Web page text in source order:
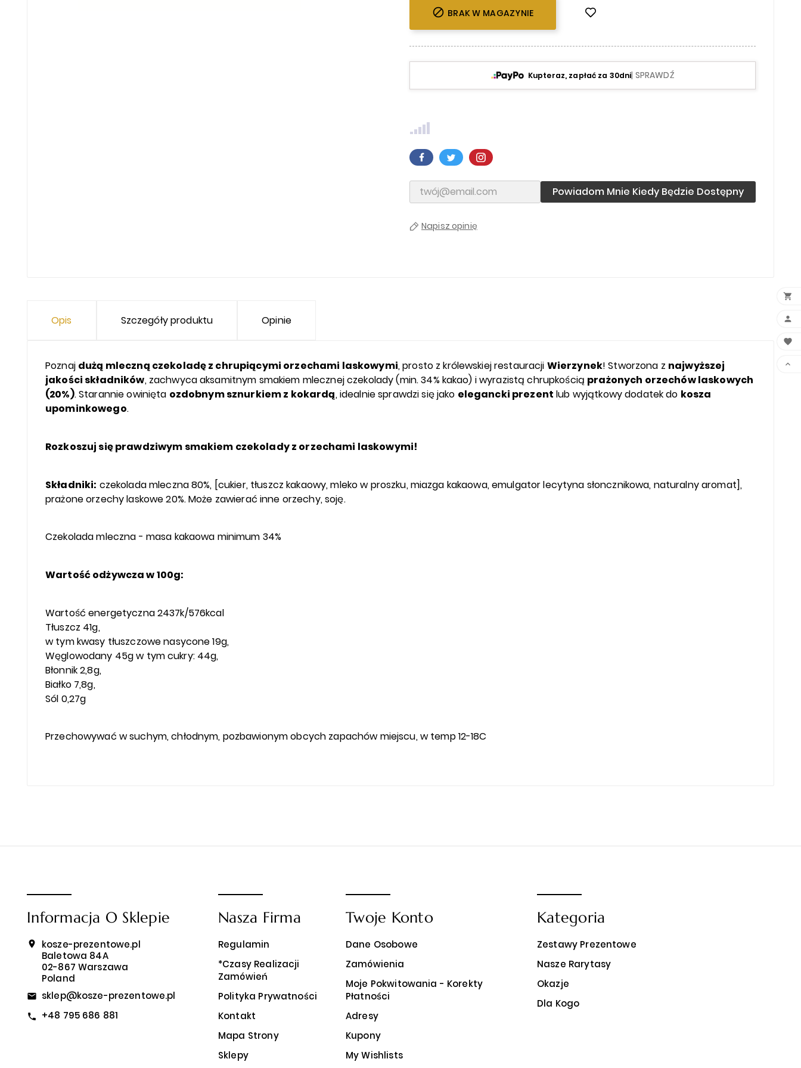
 BRAK W MAGAZYNIE
Kupteraz, zapłać za 30dni| SPRAWDŹ
Powiadom Mnie Kiedy Będzie Dostępny
Napisz opinię
Opis Szczegóły produktu Opinie
Poznaj dużą mleczną czekoladę z chrupiącymi orzechami laskowymi, prosto z królewskiej restauracji Wierzynek! Stworzona z najwyższej
jakości składników, zachwyca aksamitnym smakiem mlecznej czekolady (min. 34% kakao) i wyrazistą chrupkością prażonych orzechów laskowych
(20%). Starannie owinięta ozdobnym sznurkiem z kokardą, idealnie sprawdzi się jako elegancki prezent lub wyjątkowy dodatek do kosza
upominkowego.
Rozkoszuj się prawdziwym smakiem czekolady z orzechami laskowymi!
Składniki: czekolada mleczna 80%, [cukier, tłuszcz kakaowy, mleko w proszku, miazga kakaowa, emulgator lecytyna słoncznikowa, naturalny aromat],
prażone orzechy laskowe 20%. Może zawierać inne orzechy, soję.
Czekolada mleczna - masa kakaowa minimum 34%
Wartość odżywcza w 100g:
Wartość energetyczna 2437k/576kcal
Tłuszcz 41g,
w tym kwasy tłuszczowe nasycone 19g,
Węglowodany 45g w tym cukry: 44g,
Błonnik 2,8g,
Białko 7,8g,
Sól 0,27g
Przechowywać w suchym, chłodnym, pozbawionym obcych zapachów miejscu, w temp 12-18C
Informacja O Sklepie
location_on
kosze-prezentowe.pl
Baletowa 84A
02-867 Warszawa
Poland
email sklep@kosze-prezentowe.pl
call +48 795 686 881
Nasza Firma
Regulamin
*Czasy Realizacji
Zamówień
Polityka Prywatności
Kontakt
Mapa Strony
Sklepy
Twoje Konto
Dane Osobowe
Zamówienia
Moje Pokwitowania - Korekty
Płatności
Adresy
Kupony
My Wishlists
Kategoria
Zestawy Prezentowe
Nasze Rarytasy
Okazje
Dla Kogo



